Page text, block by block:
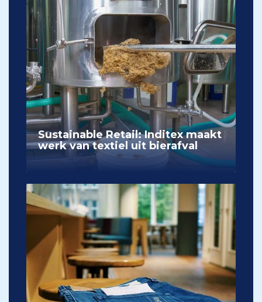
Sustainable Retail: Inditex maakt
werk van textiel uit bierafval